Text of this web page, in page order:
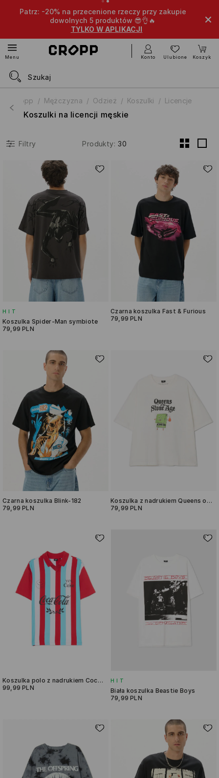
Patrz: -20% na przecenione rzeczy przy zakupie
dowolnych 5 produktów 😎👌🔥
TYLKO W APLIKACJI
Menu Konto Ulubione Koszyk
Cropp Mężczyzna Odzież Koszulki Licencje
Koszulki na licencji męskie
Filtry Produkty: 30
HIT
Koszulka Spider-Man symbiote
79,99 PLN
Czarna koszulka Fast & Furious
79,99 PLN
Czarna koszulka Blink-182
79,99 PLN
Koszulka z nadrukiem Queens of the Stone Age
79,99 PLN
Koszulka polo z nadrukiem Coca-Cola
99,99 PLN
HIT
Biała koszulka Beastie Boys
79,99 PLN